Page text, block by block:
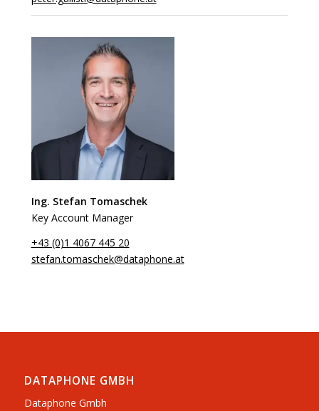
Ing. Stefan Tomaschek
Key Account Manager
+43 (0)1 4067 445 20
stefan.tomaschek@dataphone.at
DATAPHONE GMBH
Dataphone Gmbh